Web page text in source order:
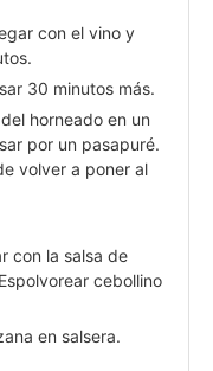
con el vino y
30 minutos más.
horneado en un
por un pasapuré.
volver a poner al
con la salsa de
cebollino
en salsera.